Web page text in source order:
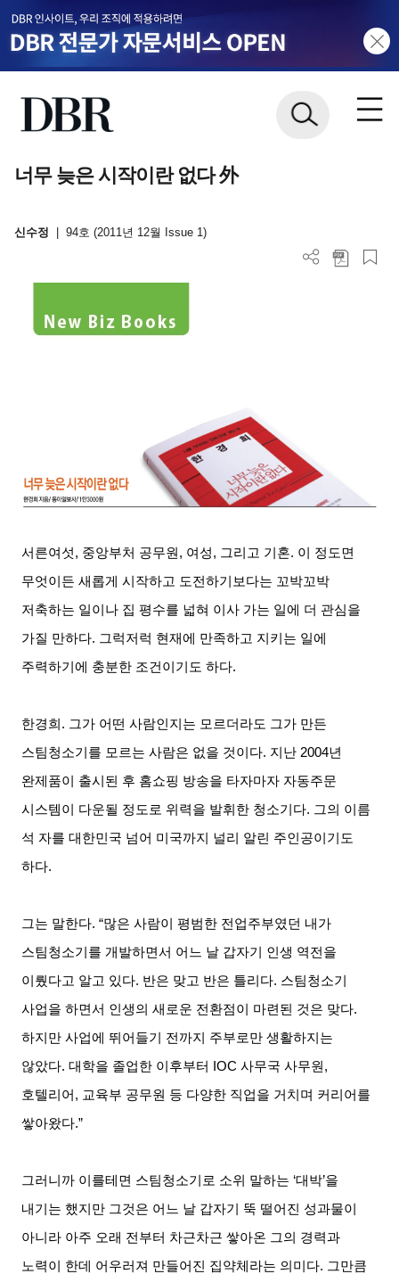
너무 늦은 시작이란 없다 外
신수정 94호 (2011년 12월 Issue 1)
서른여섯, 중앙부처 공무원, 여성, 그리고 기혼. 이 정도면
무엇이든 새롭게 시작하고 도전하기보다는 꼬박꼬박
저축하는 일이나 집 평수를 넓혀 이사 가는 일에 더 관심을
가질 만하다. 그럭저럭 현재에 만족하고 지키는 일에
주력하기에 충분한 조건이기도 하다.
한경희. 그가 어떤 사람인지는 모르더라도 그가 만든
스팀청소기를 모르는 사람은 없을 것이다. 지난 2004년
완제품이 출시된 후 홈쇼핑 방송을 타자마자 자동주문
시스템이 다운될 정도로 위력을 발휘한 청소기다. 그의 이름
석 자를 대한민국 넘어 미국까지 널리 알린 주인공이기도
하다.
그는 말한다. “많은 사람이 평범한 전업주부였던 내가
스팀청소기를 개발하면서 어느 날 갑자기 인생 역전을
이뤘다고 알고 있다. 반은 맞고 반은 틀리다. 스팀청소기
사업을 하면서 인생의 새로운 전환점이 마련된 것은 맞다.
하지만 사업에 뛰어들기 전까지 주부로만 생활하지는
않았다. 대학을 졸업한 이후부터 IOC 사무국 사무원,
호텔리어, 교육부 공무원 등 다양한 직업을 거치며 커리어를
쌓아왔다.”
그러니까 이를테면 스팀청소기로 소위 말하는 ‘대박’을
내기는 했지만 그것은 어느 날 갑자기 뚝 떨어진 성과물이
아니라 아주 오래 전부터 차근차근 쌓아온 그의 경력과
노력이 한데 어우러져 만들어진 집약체라는 의미다. 그만큼